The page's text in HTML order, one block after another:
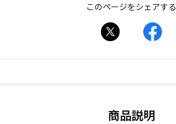
このページをシェアする
商品説明